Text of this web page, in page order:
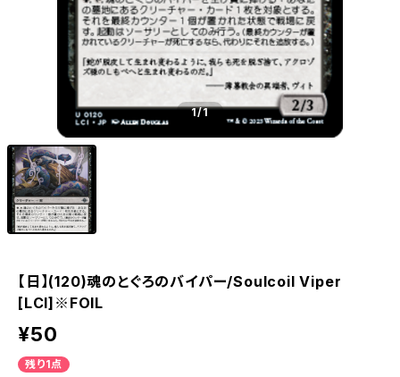
1/1
【日】(120)魂のとぐろのバイパー/Soulcoil Viper
[LCI]※FOIL
¥50
残り1点